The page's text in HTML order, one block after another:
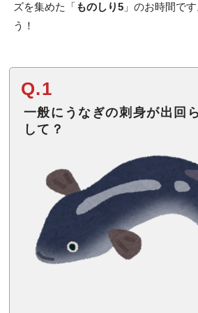
ズを集めた「ものしり5」のお時間で
う！
Q.1
一般にうなぎの刺身が出回
して？